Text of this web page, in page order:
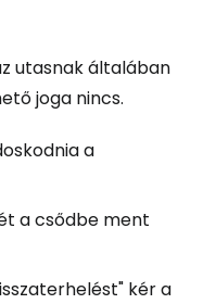
utasnak általában
joga nincs.
a
a csődbe ment
kér a